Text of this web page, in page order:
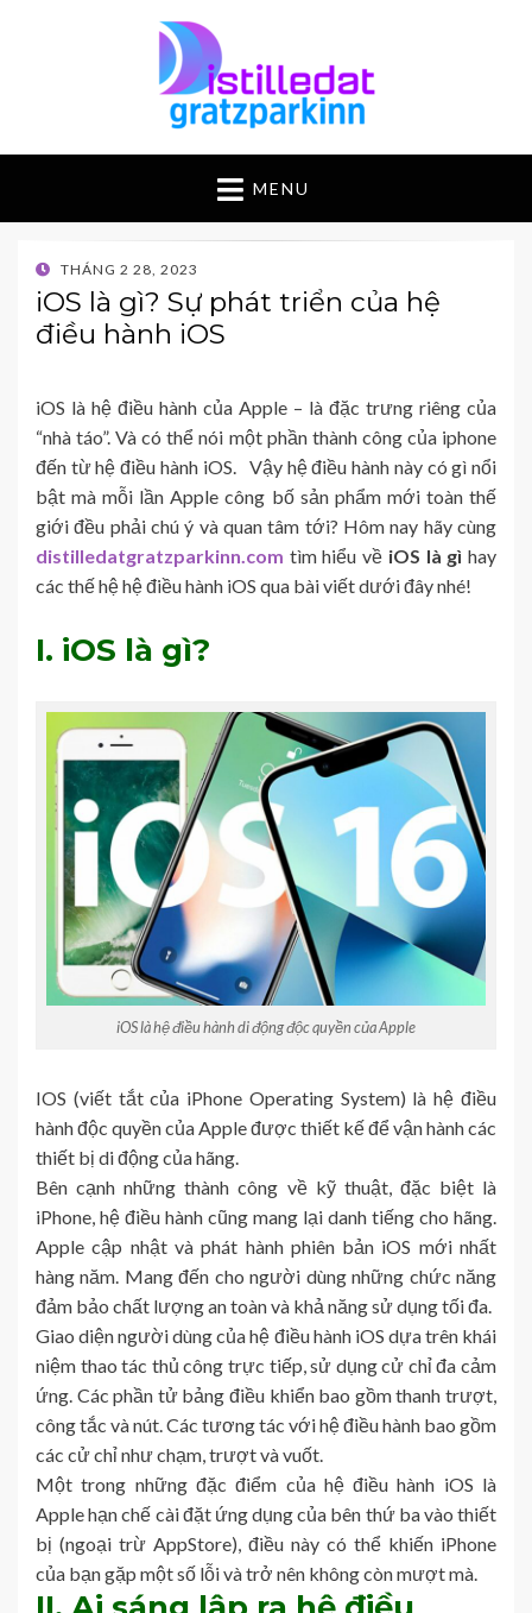
MENU
POSTED
ON
THÁNG 2 28, 2023
iOS là gì? Sự phát triển của hệ
điều hành iOS
iOS là hệ điều hành của Apple – là đặc trưng riêng của
“nhà táo”. Và có thể nói một phần thành công của iphone
đến từ hệ điều hành iOS. Vậy hệ điều hành này có gì nổi
bật mà mỗi lần Apple công bố sản phẩm mới toàn thế
giới đều phải chú ý và quan tâm tới? Hôm nay hãy cùng
distilledatgratzparkinn.com tìm hiểu về iOS là gìhay
các thế hệ hệ điều hành iOS qua bài viết dưới đây nhé!
I. iOS là gì?
iOS là hệ điều hành di động độc quyền của Apple
IOS (viết tắt của iPhone Operating System) là hệ điều
hành độc quyền của Apple được thiết kế để vận hành các
thiết bị di động của hãng.
Bên cạnh những thành công về kỹ thuật, đặc biệt là
iPhone, hệ điều hành cũng mang lại danh tiếng cho hãng.
Apple cập nhật và phát hành phiên bản iOS mới nhất
hàng năm. Mang đến cho người dùng những chức năng
đảm bảo chất lượng an toàn và khả năng sử dụng tối đa.
Giao diện người dùng của hệ điều hành iOS dựa trên khái
niệm thao tác thủ công trực tiếp, sử dụng cử chỉ đa cảm
ứng. Các phần tử bảng điều khiển bao gồm thanh trượt,
công tắc và nút. Các tương tác với hệ điều hành bao gồm
các cử chỉ như chạm, trượt và vuốt.
Một trong những đặc điểm của hệ điều hành iOS là
Apple hạn chế cài đặt ứng dụng của bên thứ ba vào thiết
bị (ngoại trừ AppStore), điều này có thể khiến iPhone
của bạn gặp một số lỗi và trở nên không còn mượt mà.